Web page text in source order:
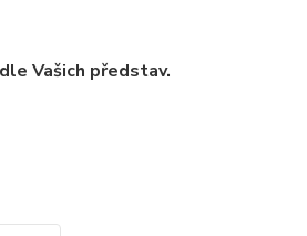
Vašich představ.